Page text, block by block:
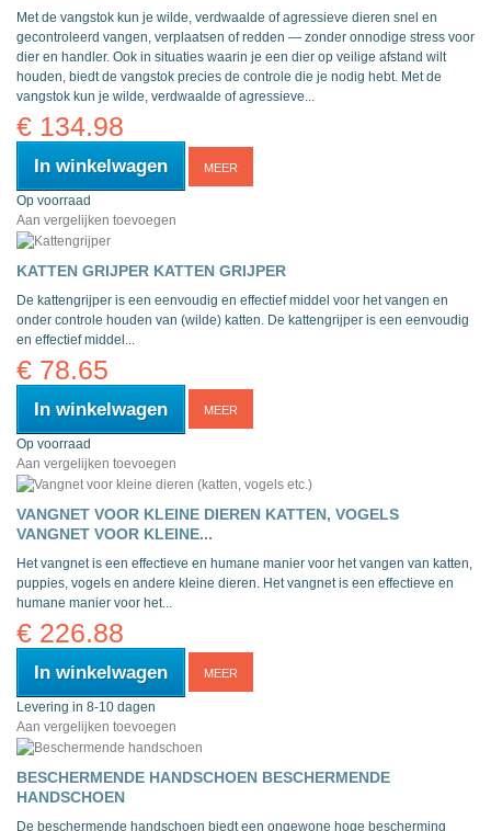
Met de vangstok kun je wilde, verdwaalde of agressieve dieren snel en
gecontroleerd vangen, verplaatsen of redden — zonder onnodige stress voor
dier en handler. Ook in situaties waarin je een dier op veilige afstand wilt
houden, biedt de vangstok precies de controle die je nodig hebt. Met de
vangstok kun je wilde, verdwaalde of agressieve...
€ 134.98
In winkelwagen MEER
Op voorraad
Aan vergelijken toevoegen
KATTEN GRIJPER KATTEN GRIJPER
De kattengrijper is een eenvoudig en effectief middel voor het vangen en
onder controle houden van (wilde) katten. De kattengrijper is een eenvoudig
en effectief middel...
€ 78.65
In winkelwagen MEER
Op voorraad
Aan vergelijken toevoegen
VANGNET VOOR KLEINE DIEREN KATTEN, VOGELS
VANGNET VOOR KLEINE...
Het vangnet is een effectieve en humane manier voor het vangen van katten,
puppies, vogels en andere kleine dieren. Het vangnet is een effectieve en
humane manier voor het...
€ 226.88
In winkelwagen MEER
Levering in 8-10 dagen
Aan vergelijken toevoegen
BESCHERMENDE HANDSCHOEN BESCHERMENDE
HANDSCHOEN
De beschermende handschoen biedt een ongewone hoge bescherming